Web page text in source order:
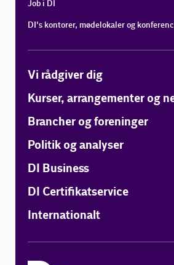
Job i DI
DI's kontorer, mødelokaler og
Vi rådgiver dig
Kurser, arrangementer og
Brancher og foreninger
Politik og analyser
DI Business
DI Certifikatservice
Internationalt